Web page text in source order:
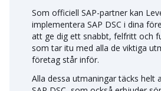
Som officiell SAP-partner kan
implementera SAP DSC i dina
att ge dig ett snabbt, felfritt och
som tar itu med alla de viktiga
företag står inför.
Alla dessa utmaningar täcks helt